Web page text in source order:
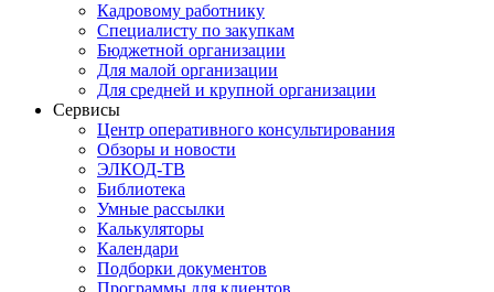
Кадровому работнику
Специалисту по закупкам
Бюджетной организации
Для малой организации
Для средней и крупной организации
Сервисы
Центр оперативного консультирования
Обзоры и новости
ЭЛКОД-ТВ
Библиотека
Умные рассылки
Калькуляторы
Календари
Подборки документов
Программы для клиентов